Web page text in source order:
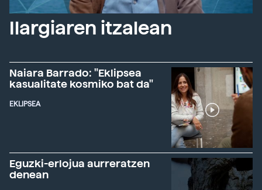
Ilargiaren itzalean
Naiara Barrado: "Eklipsea
kasualitate kosmiko bat da"
EKLIPSEA
Eguzki-erlojua aurreratzen
denean